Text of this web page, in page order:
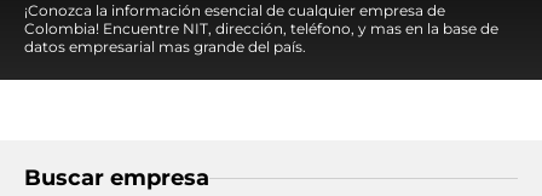
¡Conozca la información esencial de cualquier empresa de
Colombia! Encuentre NIT, dirección, teléfono, y mas en la base de
datos empresarial mas grande del país.
Buscar empresa